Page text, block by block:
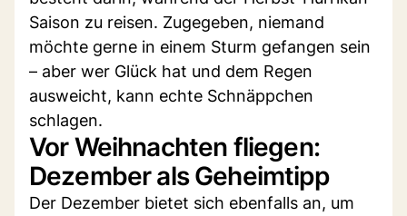
Saison zu reisen. Zugegeben, niemand
möchte gerne in einem Sturm gefangen sein
– aber wer Glück hat und dem Regen
ausweicht, kann echte Schnäppchen
schlagen.
Vor Weihnachten fliegen:
Dezember als Geheimtipp
Der Dezember bietet sich ebenfalls an, um